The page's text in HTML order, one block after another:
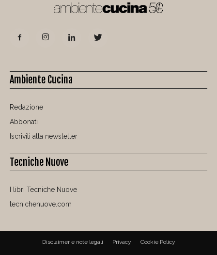
Ambiente Cucina
Redazione
Abbonati
Iscriviti alla newsletter
Tecniche Nuove
I libri Tecniche Nuove
tecnichenuove.com
Disclaimer e note legali Privacy Cookie Policy